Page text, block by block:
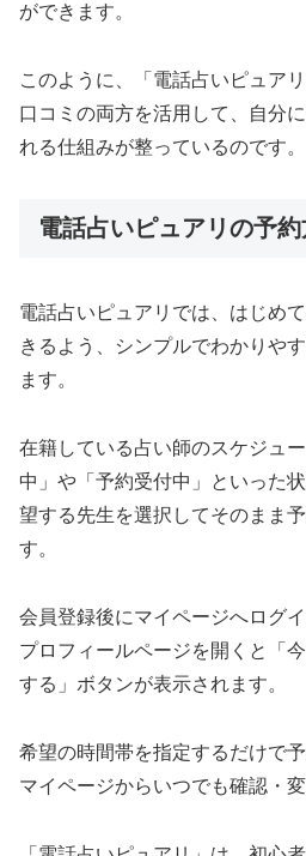
ができます。
このように、「電話占いピュア
口コミの両方を活用して、自分
れる仕組みが整っているのです。
電話占いピュアリの予
電話占いピュアリでは、はじめ
きるよう、シンプルでわかりや
ます。
在籍している占い師のスケジュ
中」や「予約受付中」といった
望する先生を選択してそのまま
す。
会員登録後にマイページへログ
プロフィールページを開くと「
する」ボタンが表示されます。
希望の時間帯を指定するだけで
マイページからいつでも確認・